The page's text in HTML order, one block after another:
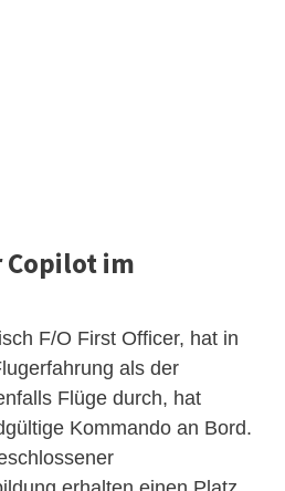
Copilot im
F/O First Officer, hat in
als der
Flüge durch, hat
Kommando an Bord.